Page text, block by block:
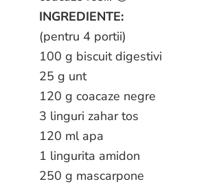
INGREDIENTE:
(pentru 4 portii)
100 g biscuit digestivi
25 g unt
120 g coacaze negre
3 linguri zahar tos
120 ml apa
1 lingurita amidon
250 g mascarpone